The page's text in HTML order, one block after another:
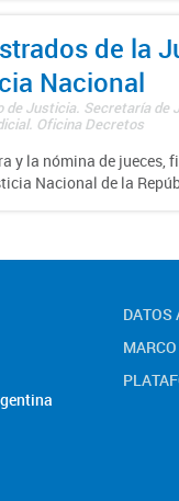
de la
Nacional
de Justicia. Secretaría de
Oficina Decretos
y la nómina de jueces,
Nacional de la
DATOS
MARCO